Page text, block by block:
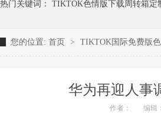
热门关键词： TIKTOK色情版下载周转箱定
您的位置: 首页 > TIKTOK国际免费版
华为再迎人事
作者： 编辑